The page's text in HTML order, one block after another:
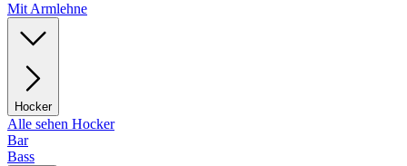
Mit Armlehne
Hocker
Alle sehen Hocker
Bar
Bass